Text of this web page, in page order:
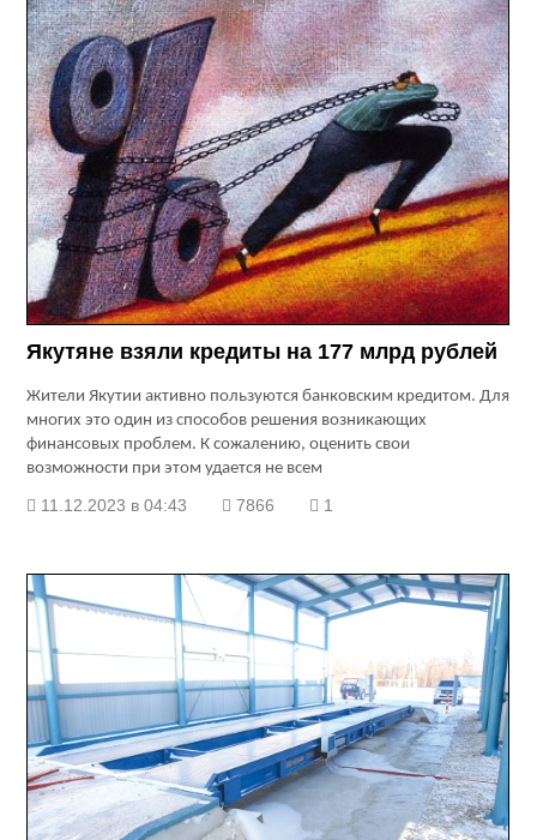
Якутяне взяли кредиты на 177 млрд рублей
Жители Якутии активно пользуются банковским кредитом. Для
многих это один из способов решения возникающих
финансовых проблем. К сожалению, оценить свои
возможности при этом удается не всем
11.12.2023 в 04:43 7866 1